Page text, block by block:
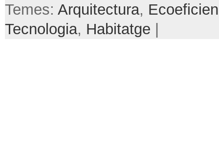
Temes: Arquitectura,
Tecnologia, Habitatge |